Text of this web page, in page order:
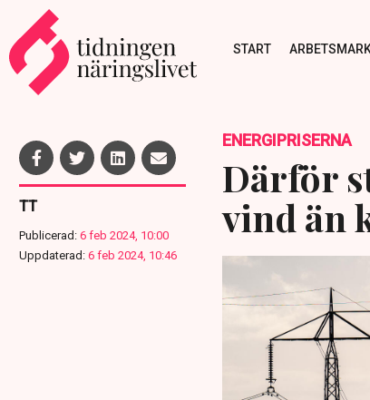
START
TT
Publicerad: 6 feb 2024, 10:00
Uppdaterad: 6 feb 2024, 10:46
ENERGIPRISERNA
Därför
vind än